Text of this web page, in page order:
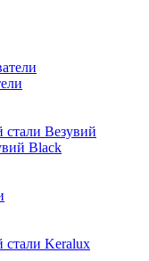
Везувий
Black
Keralux